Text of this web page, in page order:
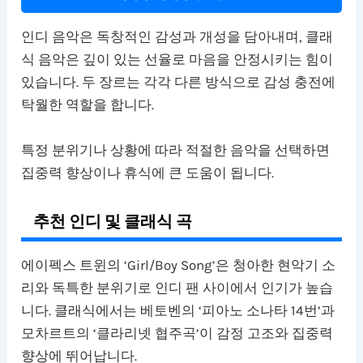
인디 음악은 독창적인 감성과 개성을 담아내며, 클래
식 음악은 깊이 있는 선율로 마음을 안정시키는 힘이
있습니다. 두 장르는 각각 다른 방식으로 감성 충전에
탁월한 역할을 합니다.
특정 분위기나 상황에 따라 적절한 음악을 선택하면
집중력 향상이나 휴식에 큰 도움이 됩니다.
추천 인디 및 클래식 곡
에이펙스 트윈의 ‘Girl/Boy Song’은 청아한 현악기 소
리와 독특한 분위기로 인디 팬 사이에서 인기가 높습
니다. 클래식에서는 베토벤의 ‘피아노 소나타 14번’과
모차르트의 ‘클라리넷 협주곡’이 감정 고조와 집중력
향상에 뛰어납니다.